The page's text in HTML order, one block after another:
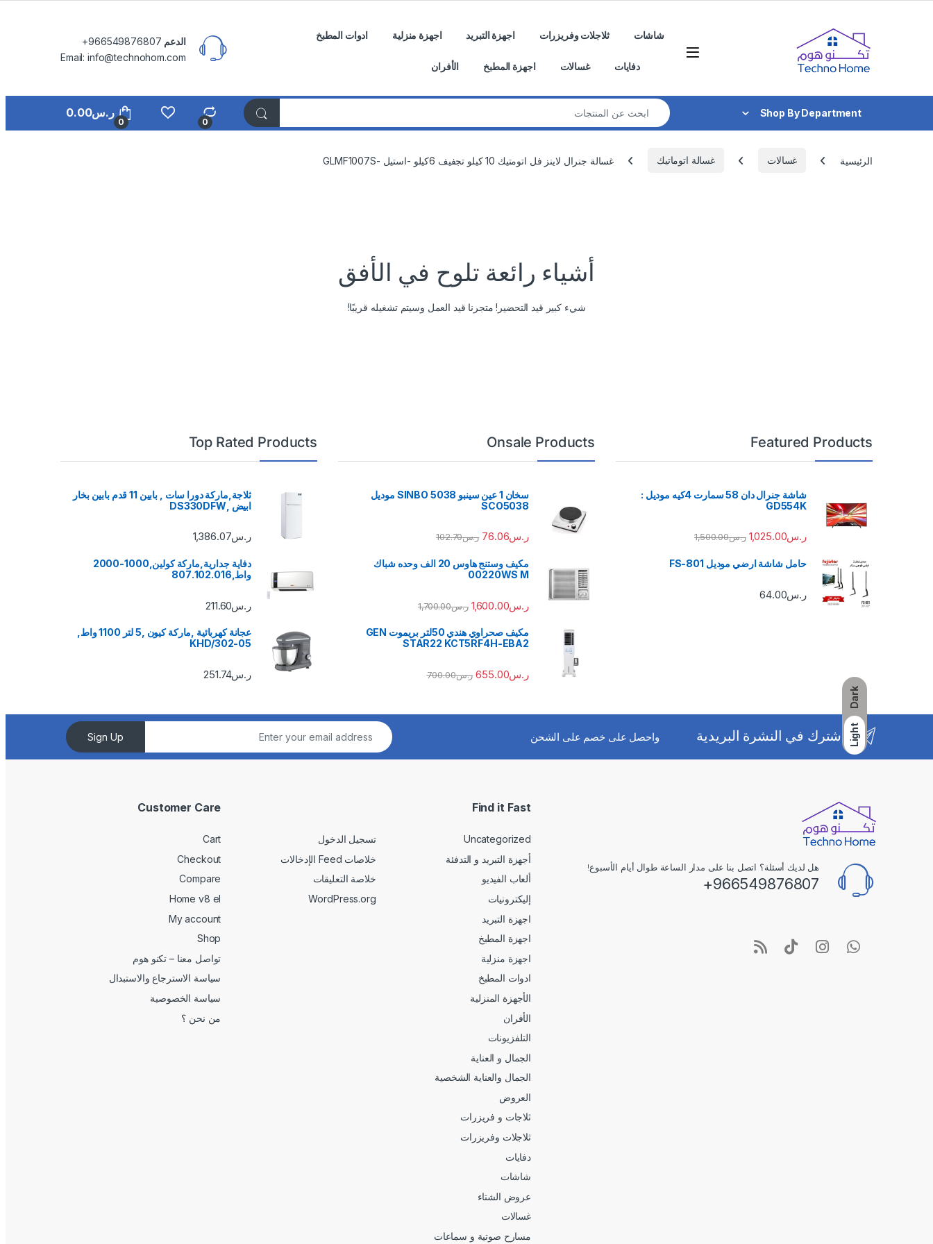
Dark
Light
شاشات ثلاجلات وفريزرات اجهزة التبريد اجهزة منزلية ادوات المطبخ
دفايات غسالات اجهزة المطبخ الأفران
الدعم
Email: info@technohom.com
Shop By Department
Search for:
0
0
ر.س0.00
الرئيسية غسالات غسالة اتوماتيك غسالة جنرال لاينز فل اتومتيك 10 كيلو تجفيف 6كيلو -استيل -GLMF1007S
أشياء رائعة تلوح في الأفق
شيء كبير قيد التحضير! متجرنا قيد العمل وسيتم تشغيله قريبًا!
Featured Products
شاشة جنرال دان 58 سمارت 4كيه موديل :
GD554K
ر.س1,025.00 ر.س1,500.00
حامل شاشة ارضي موديل FS-801
ر.س64.00
Onsale Products
سخان 1 عين سينبو 5038 SINBO موديل
SCO5038
ر.س76.06 ر.س102.70
مكيف وستنج هاوس 20 الف وحده شباك
00220WS M
ر.س1,600.00 ر.س1,700.00
مكيف صحراوي هندي 50لتر بريموت GEN
STAR22 KCT5RF4H-EBA2
ر.س655.00 ر.س700.00
Top Rated Products
ثلاجة,ماركة دورا سات , بابين 11 قدم بابين بخار
ابيض ,DS330DFW
ر.س1,386.07
دفاية جدارية,ماركة كولين,1000-2000
واط,807.102.016
ر.س211.60
عجانة كهربائية ,ماركة كيون ,5 لتر 1100 واط,
KHD/302-05
ر.س251.74
اشترك في النشرة البريدية واحصل على خصم على الشحن Sign Up
هل لديك أسئلة؟ اتصل بنا على مدار الساعة طوال أيام الأسبوع!
Find it Fast
Uncategorized
أجهزة التبريد و التدفئة
ألعاب الفيديو
إليكترونيات
اجهزة التبريد
اجهزة المطبخ
اجهزة منزلية
ادوات المطبخ
الأجهزة المنزلية
الأفران
التلفزيونات
الجمال و العناية
الجمال والعناية الشخصية
العروض
ثلاجات و فريزرات
ثلاجلات وفريزرات
دفايات
شاشات
عروض الشتاء
غسالات
مسارح صوتية و سماعات
تسجيل الدخول
خلاصات Feed الإدخالات
خلاصة التعليقات
WordPress.org
Customer Care
Cart
Checkout
Compare
Home v8 el
My account
Shop
تواصل معنا – تكنو هوم
سياسة الاسترجاع والاستبدال
سياسة الخصوصية
من نحن ؟